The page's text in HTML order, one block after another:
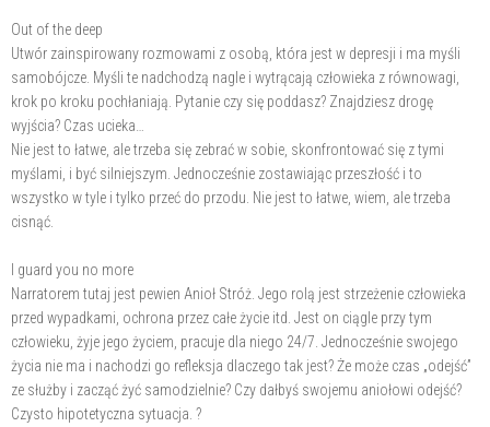
Out of the deep
Utwór zainspirowany rozmowami z osobą, która jest w depresji i ma myśli
samobójcze. Myśli te nadchodzą nagle i wytrącają człowieka z równowagi,
krok po kroku pochłaniają. Pytanie czy się poddasz? Znajdziesz drogę
wyjścia? Czas ucieka…
Nie jest to łatwe, ale trzeba się zebrać w sobie, skonfrontować się z tymi
myślami, i być silniejszym. Jednocześnie zostawiając przeszłość i to
wszystko w tyle i tylko przeć do przodu. Nie jest to łatwe, wiem, ale trzeba
cisnąć.
I guard you no more
Narratorem tutaj jest pewien Anioł Stróż. Jego rolą jest strzeżenie człowieka
przed wypadkami, ochrona przez całe życie itd. Jest on ciągle przy tym
człowieku, żyje jego życiem, pracuje dla niego 24/7. Jednocześnie swojego
życia nie ma i nachodzi go refleksja dlaczego tak jest? Że może czas „odejść”
ze służby i zacząć żyć samodzielnie? Czy dałbyś swojemu aniołowi odejść?
Czysto hipotetyczna sytuacja. ?